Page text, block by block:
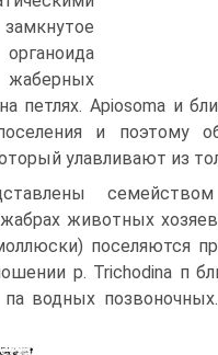
петлях. Apiosoma и
и поэтому
улавливают из
животных
поселяются
р. Trichodina п
па водных